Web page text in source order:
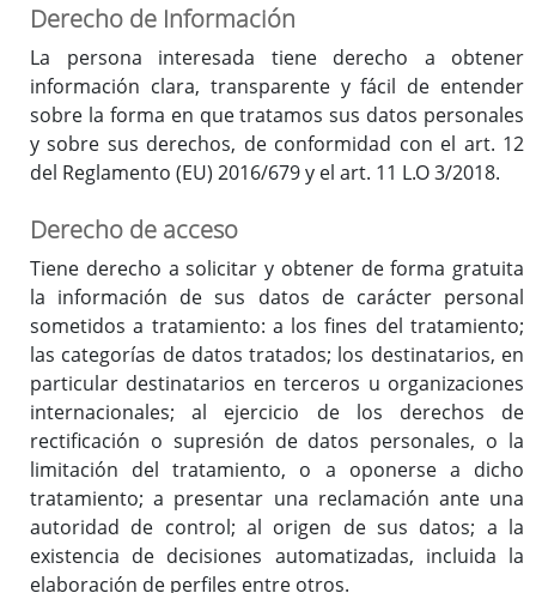
Derecho de Información
La persona interesada tiene derecho a obtener
información clara, transparente y fácil de entender
sobre la forma en que tratamos sus datos personales
y sobre sus derechos, de conformidad con el art. 12
del Reglamento (EU) 2016/679 y el art. 11 L.O 3/2018.
Derecho de acceso
Tiene derecho a solicitar y obtener de forma gratuita
la información de sus datos de carácter personal
sometidos a tratamiento: a los fines del tratamiento;
las categorías de datos tratados; los destinatarios, en
particular destinatarios en terceros u organizaciones
internacionales; al ejercicio de los derechos de
rectificación o supresión de datos personales, o la
limitación del tratamiento, o a oponerse a dicho
tratamiento; a presentar una reclamación ante una
autoridad de control; al origen de sus datos; a la
existencia de decisiones automatizadas, incluida la
elaboración de perfiles entre otros.